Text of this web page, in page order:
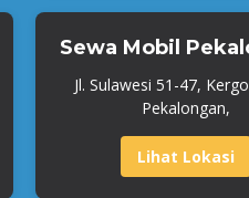
Sewa Mobil
Jl. Sulawesi 51-47,
Pekalongan,
Lihat Lokasi